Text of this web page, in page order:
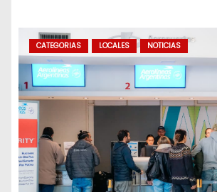
CATEGORIAS LOCALES NOTICIAS